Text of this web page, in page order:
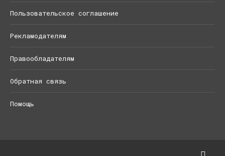
Пользовательское соглашение
Рекламодателям
Правообладателям
Обратная связь
Помощь